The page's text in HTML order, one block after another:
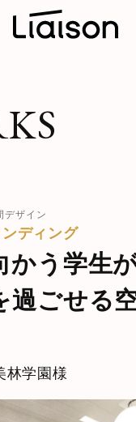
デザイン
ディング
かう学生
過ごせる
林学園様